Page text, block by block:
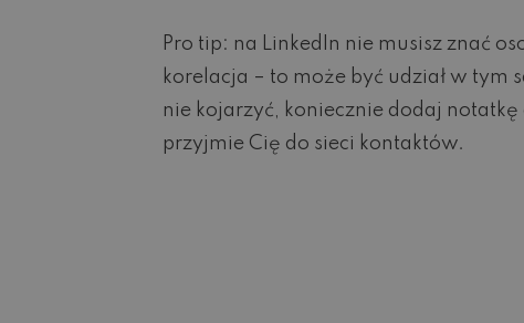
Pro tip: na LinkedIn nie musisz znać
korelacja – to może być udział w
nie kojarzyć, koniecznie dodaj
przyjmie Cię do sieci kontaktów.